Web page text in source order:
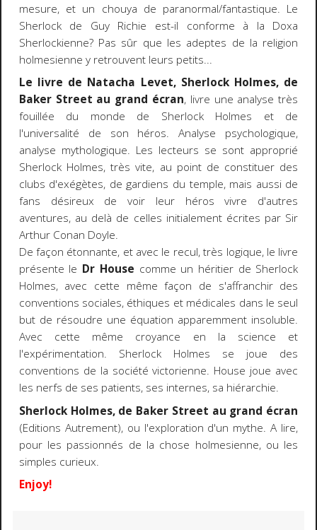
mesure, et un chouya de paranormal/fantastique. Le
Sherlock de Guy Richie est-il conforme à la Doxa
Sherlockienne? Pas sûr que les adeptes de la religion
holmesienne y retrouvent leurs petits...
Le livre de Natacha Levet, Sherlock Holmes, de
Baker Street au grand écran, livre une analyse très
fouillée du monde de Sherlock Holmes et de
l'universalité de son héros. Analyse psychologique,
analyse mythologique. Les lecteurs se sont approprié
Sherlock Holmes, très vite, au point de constituer des
clubs d'exégètes, de gardiens du temple, mais aussi de
fans désireux de voir leur héros vivre d'autres
aventures, au delà de celles initialement écrites par Sir
Arthur Conan Doyle.
De façon étonnante, et avec le recul, très logique, le livre
présente le Dr House comme un héritier de Sherlock
Holmes, avec cette même façon de s'affranchir des
conventions sociales, éthiques et médicales dans le seul
but de résoudre une équation apparemment insoluble.
Avec cette même croyance en la science et
l'expérimentation. Sherlock Holmes se joue des
conventions de la société victorienne. House joue avec
les nerfs de ses patients, ses internes, sa hiérarchie.
Sherlock Holmes, de Baker Street au grand écran
(Editions Autrement), ou l'exploration d'un mythe. A lire,
pour les passionnés de la chose holmesienne, ou les
simples curieux.
Enjoy!